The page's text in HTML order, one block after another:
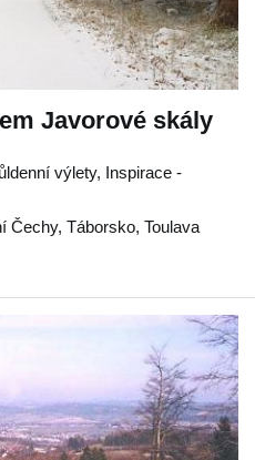
Javorové skály
výlety, Inspirace -
Čechy, Táborsko, Toulava